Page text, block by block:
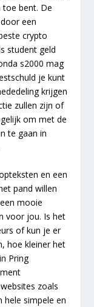
toe bent. De
een
crypto
student geld
s2000 mag
je kunt
krijgen
zullen zijn of
om met de
te gaan in
en een
pand willen
mooie
voor jou. Is het
of kun je er
hoe kleiner het
Pring
zoals
hele simpele en